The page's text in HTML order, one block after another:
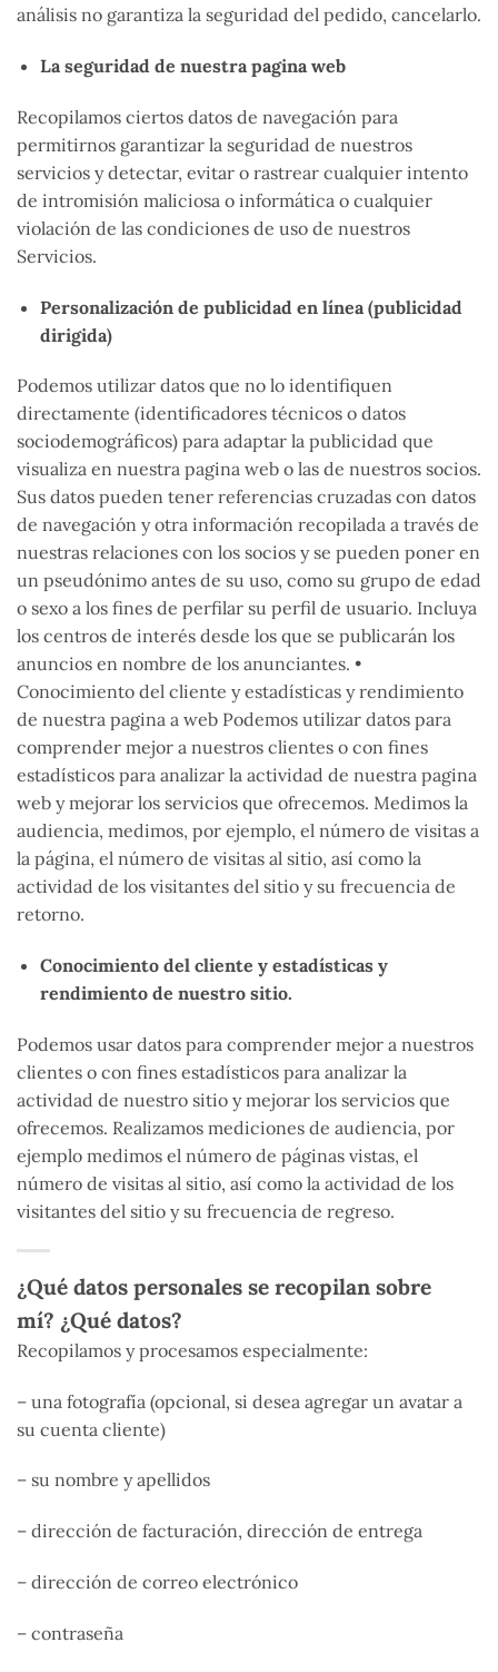
análisis no garantiza la seguridad del pedido, cancelarlo.
La seguridad de nuestra pagina web
Recopilamos ciertos datos de navegación para
permitirnos garantizar la seguridad de nuestros
servicios y detectar, evitar o rastrear cualquier intento
de intromisión maliciosa o informática o cualquier
violación de las condiciones de uso de nuestros
Servicios.
Personalización de publicidad en línea (publicidad
dirigida)
Podemos utilizar datos que no lo identifiquen
directamente (identificadores técnicos o datos
sociodemográficos) para adaptar la publicidad que
visualiza en nuestra pagina web o las de nuestros socios.
Sus datos pueden tener referencias cruzadas con datos
de navegación y otra información recopilada a través de
nuestras relaciones con los socios y se pueden poner en
un pseudónimo antes de su uso, como su grupo de edad
o sexo a los fines de perfilar su perfil de usuario. Incluya
los centros de interés desde los que se publicarán los
anuncios en nombre de los anunciantes. •
Conocimiento del cliente y estadísticas y rendimiento
de nuestra pagina a web Podemos utilizar datos para
comprender mejor a nuestros clientes o con fines
estadísticos para analizar la actividad de nuestra pagina
web y mejorar los servicios que ofrecemos. Medimos la
audiencia, medimos, por ejemplo, el número de visitas a
la página, el número de visitas al sitio, así como la
actividad de los visitantes del sitio y su frecuencia de
retorno.
Conocimiento del cliente y estadísticas y
rendimiento de nuestro sitio.
Podemos usar datos para comprender mejor a nuestros
clientes o con fines estadísticos para analizar la
actividad de nuestro sitio y mejorar los servicios que
ofrecemos. Realizamos mediciones de audiencia, por
ejemplo medimos el número de páginas vistas, el
número de visitas al sitio, así como la actividad de los
visitantes del sitio y su frecuencia de regreso.
¿Qué datos personales se recopilan sobre
mí? ¿Qué datos?
Recopilamos y procesamos especialmente:
– una fotografía (opcional, si desea agregar un avatar a
su cuenta cliente)
– su nombre y apellidos
– dirección de facturación, dirección de entrega
– dirección de correo electrónico
– contraseña